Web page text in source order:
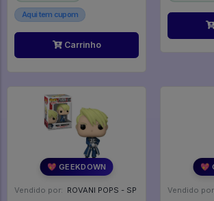
Aqui tem cupom
Carrinho
💖 GEEKDOWN
Vendido por: ROVANI POPS - SP
💖
Vendido